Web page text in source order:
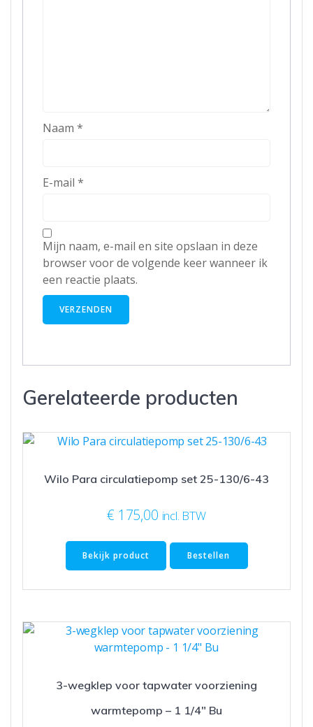
Naam *
E-mail *
Mijn naam, e-mail en site opslaan in deze
browser voor de volgende keer wanneer ik
een reactie plaats.
Gerelateerde producten
Wilo Para circulatiepomp set 25-130/6-43
€ 175,00 incl. BTW
Bekijk product Bestellen
3-wegklep voor tapwater voorziening
warmtepomp – 1 1/4″ Bu